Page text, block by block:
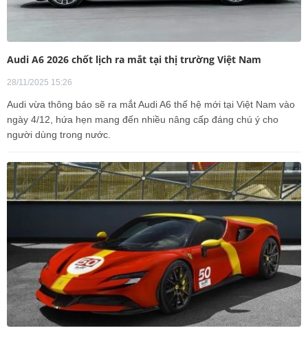
Audi A6 2026 chốt lịch ra mắt tại thị trường Việt Nam
28/11/2025 15:26
Audi vừa thông báo sẽ ra mắt Audi A6 thế hệ mới tại Việt Nam vào
ngày 4/12, hứa hẹn mang đến nhiều nâng cấp đáng chú ý cho
người dùng trong nước.